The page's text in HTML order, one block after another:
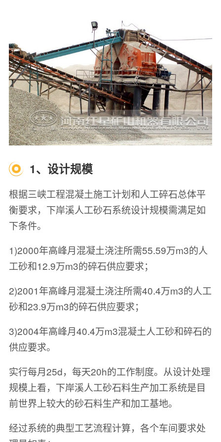
1、设计规模
根据三峡工程混凝土施工计划和人工碎石总体平
衡要求，下岸溪人工砂石系统设计规模需满足如
下条件。
1)2000年高峰月混凝土浇注所需55.59万m3的人
工砂和12.9万m3的碎石供应要求；
2)2001年高峰月混凝土浇注所需40.4万m3的人工
砂和23.9万m3的碎石供应要求；
3)2004年高峰月40.4万m3混凝土人工砂和碎石的
供应要求。
实行每月25d，每天20h的工作制度。从设计处理
规模上看，下岸溪人工砂石料生产加工系统是目
前世界上较大的砂石料生产和加工基地。
经过系统的典型工艺流程计算，各个车间要求处